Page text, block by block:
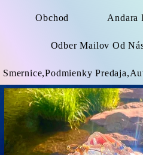
Obchod Andara
Odber Mailov Od
Smernice,Podmienky